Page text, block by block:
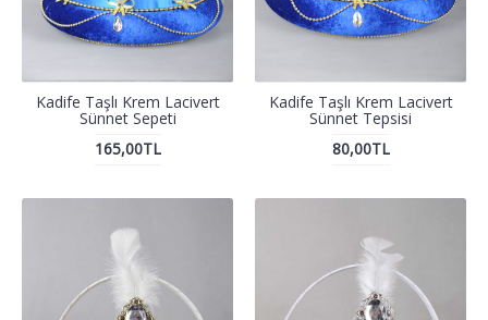
Kadife Taşlı Krem Lacivert
Sünnet Sepeti
165,00TL
Kadife Taşlı Krem Lacivert
Sünnet Tepsisi
80,00TL